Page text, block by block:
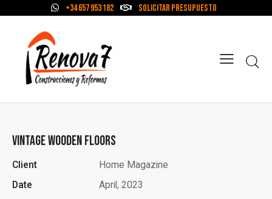
+34 657 953 182 Solicitar Presupuesto
VINTAGE WOODEN FLOORS
Client
Home Magazine
Date
April, 2023